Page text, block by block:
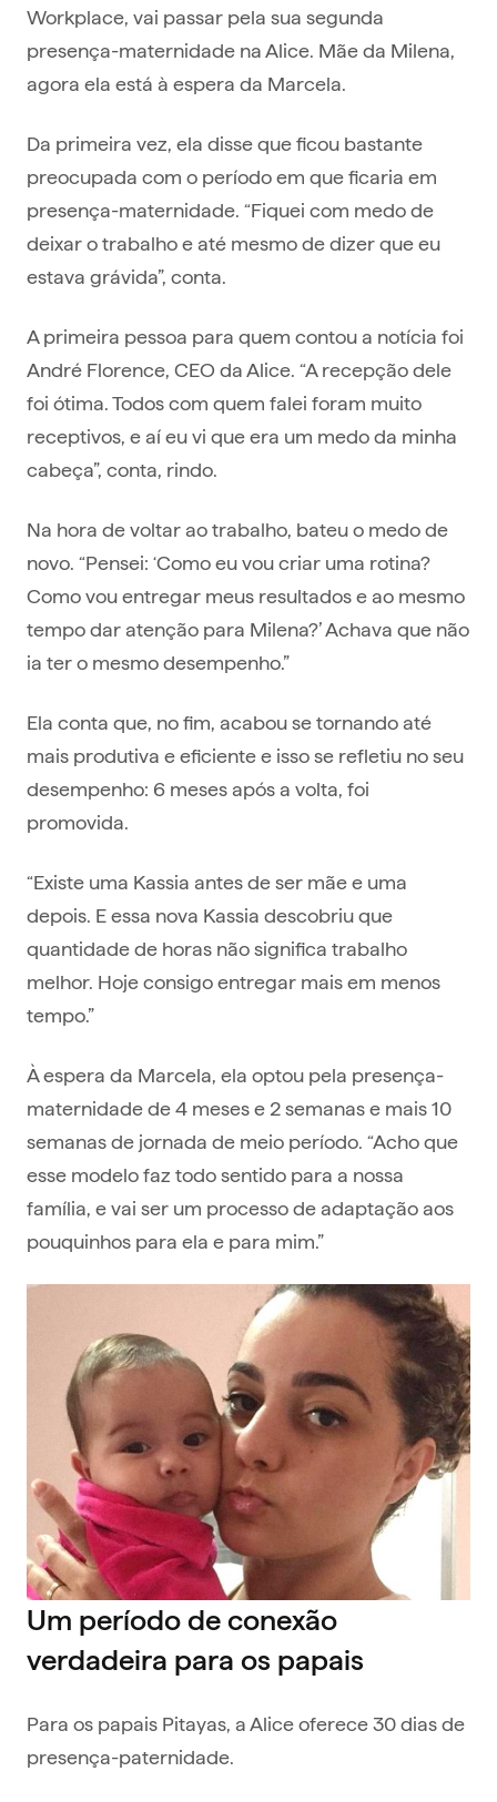
Workplace, vai passar pela sua segunda
presença-maternidade na Alice. Mãe da Milena,
agora ela está à espera da Marcela.
Da primeira vez, ela disse que ficou bastante
preocupada com o período em que ficaria em
presença-maternidade. “Fiquei com medo de
deixar o trabalho e até mesmo de dizer que eu
estava grávida”, conta.
A primeira pessoa para quem contou a notícia foi
André Florence, CEO da Alice. “A recepção dele
foi ótima. Todos com quem falei foram muito
receptivos, e aí eu vi que era um medo da minha
cabeça”, conta, rindo.
Na hora de voltar ao trabalho, bateu o medo de
novo. “Pensei: ‘Como eu vou criar uma rotina?
Como vou entregar meus resultados e ao mesmo
tempo dar atenção para Milena?’ Achava que não
ia ter o mesmo desempenho.”
Ela conta que, no fim, acabou se tornando até
mais produtiva e eficiente e isso se refletiu no seu
desempenho: 6 meses após a volta, foi
promovida.
“Existe uma Kassia antes de ser mãe e uma
depois. E essa nova Kassia descobriu que
quantidade de horas não significa trabalho
melhor. Hoje consigo entregar mais em menos
tempo.”
À espera da Marcela, ela optou pela presença-
maternidade de 4 meses e 2 semanas e mais 10
semanas de jornada de meio período. “Acho que
esse modelo faz todo sentido para a nossa
família, e vai ser um processo de adaptação aos
pouquinhos para ela e para mim.”
Um período de conexão
verdadeira para os papais
Para os papais Pitayas, a Alice oferece 30 dias de
presença-paternidade.